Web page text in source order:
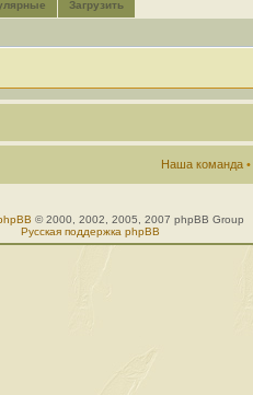
Загрузить
Наша команда •
© 2000, 2002, 2005, 2007 phpBB Group
Русская поддержка phpBB